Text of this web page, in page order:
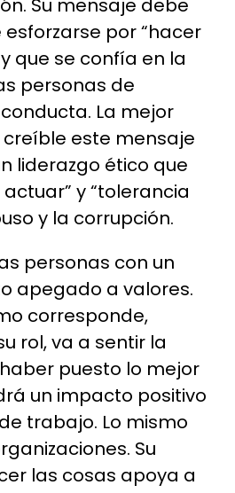
Su mensaje debe
por “hacer
que se confía en la
personas de
La mejor
este mensaje
liderazgo ético que
y “tolerancia
y la corrupción.
personas con un
apegado a valores.
corresponde,
rol, va a sentir la
puesto lo mejor
un impacto positivo
trabajo. Lo mismo
Su
las cosas apoya a